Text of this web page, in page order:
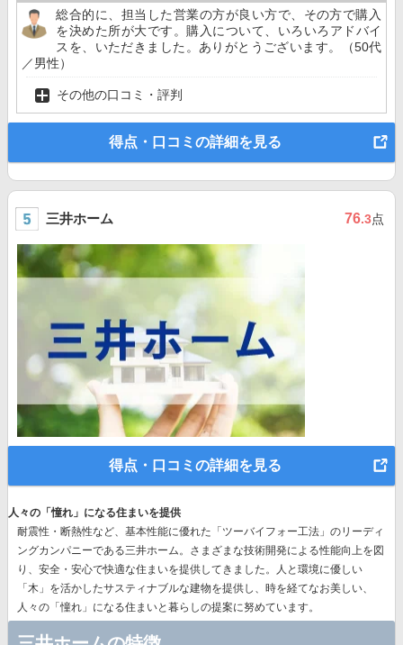
総合的に、担当した営業の方が良い方で、その方で購入
を決めた所が大です。購入について、いろいろアドバイ
スを、いただきました。ありがとうございます。（50代
／男性）
その他の口コミ・評判
得点・口コミの詳細を見る
三井ホーム 76.3点
得点・口コミの詳細を見る
人々の「憧れ」になる住まいを提供
耐震性・断熱性など、基本性能に優れた 「ツーバイフォー工法」のリーディ
ングカンパニーである三井ホーム。さまざまな技術開発による性能向上を図
り、安全・安心で快適な住まいを提供してきました。人と環境に優しい
「木」を活かしたサスティナブルな建物を提供し、時を経てなお美しい、
人々の「憧れ」になる住まいと暮らしの提案に努めています。